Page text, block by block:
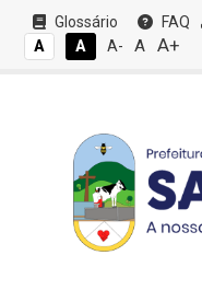
Glossário FAQ
A
A A- A A+